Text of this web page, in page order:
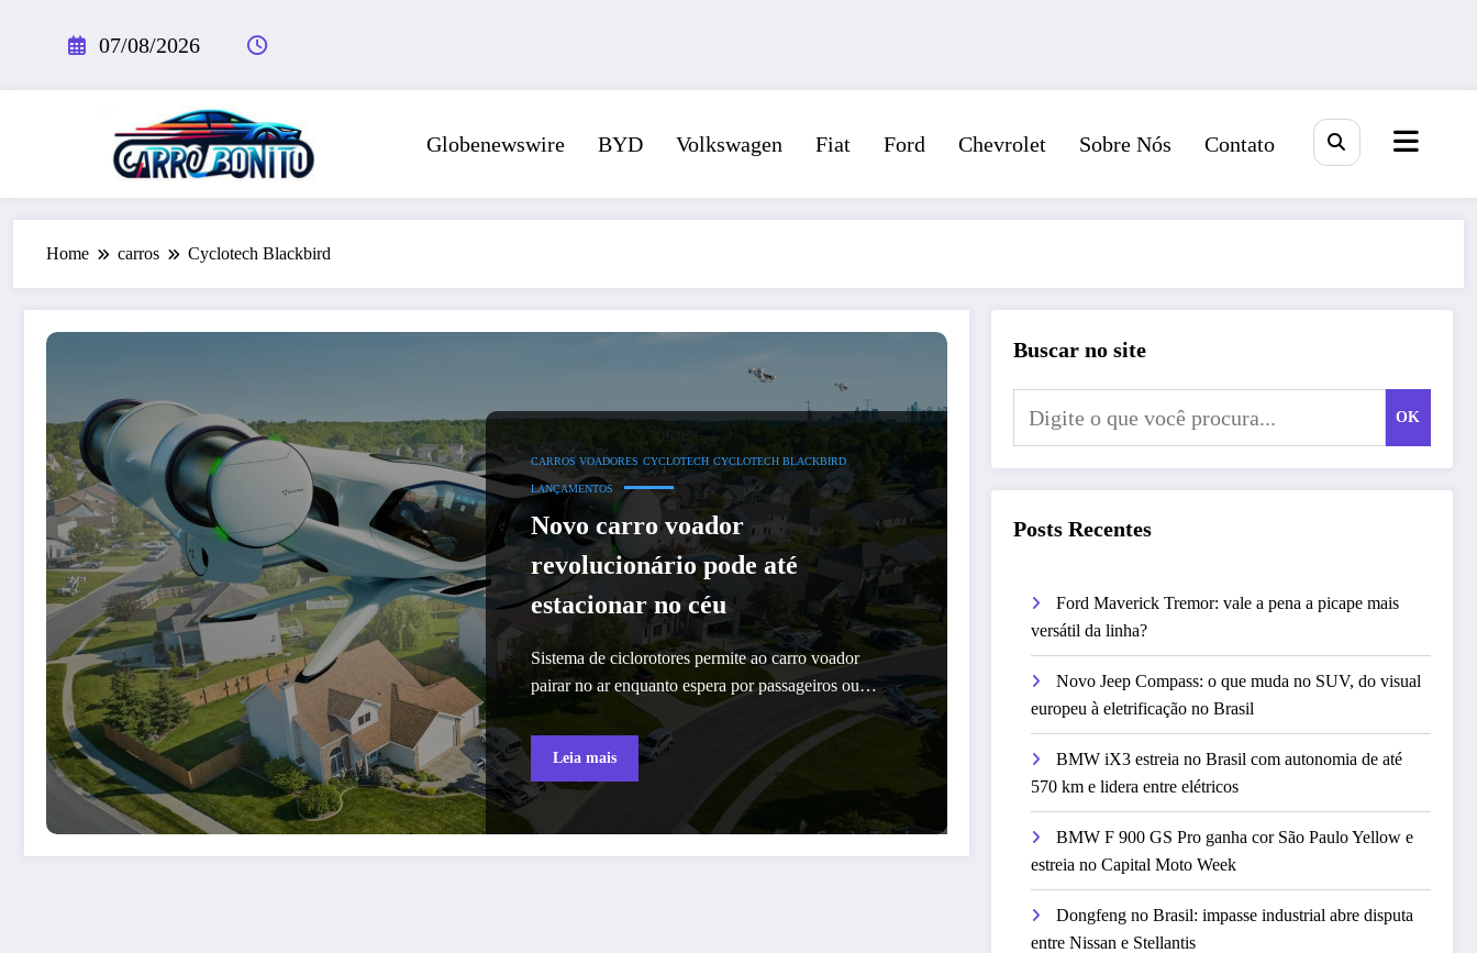
conteúdo
07/08/2026
Globenewswire BYD Volkswagen Fiat Ford Chevrolet Sobre Nós Contato
Home carros Cyclotech Blackbird
CARROS VOADORES CYCLOTECH CYCLOTECH BLACKBIRD
LANÇAMENTOS
Novo carro voador
revolucionário pode até
estacionar no céu
Sistema de ciclorotores permite ao carro voador
pairar no ar enquanto espera por passageiros ou…
Leia mais
Buscar no site
OK
Posts Recentes
Ford Maverick Tremor: vale a pena a picape mais
versátil da linha?
Novo Jeep Compass: o que muda no SUV, do visual
europeu à eletrificação no Brasil
BMW iX3 estreia no Brasil com autonomia de até
570 km e lidera entre elétricos
BMW F 900 GS Pro ganha cor São Paulo Yellow e
estreia no Capital Moto Week
Dongfeng no Brasil: impasse industrial abre disputa
entre Nissan e Stellantis